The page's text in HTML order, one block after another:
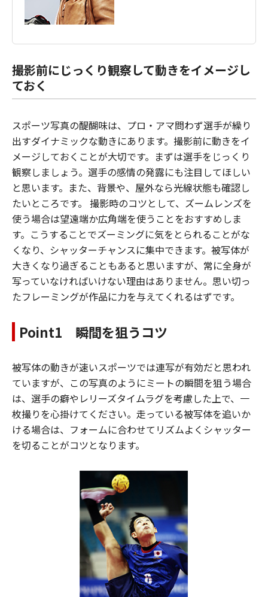
撮影前にじっくり観察して動きをイメージし
ておく
スポーツ写真の醍醐味は、プロ・アマ問わず選手が繰り
出すダイナミックな動きにあります。撮影前に動きをイ
メージしておくことが大切です。まずは選手をじっくり
観察しましょう。選手の感情の発露にも注目してほしい
と思います。また、背景や、屋外なら光線状態も確認し
たいところです。 撮影時のコツとして、ズームレンズを
使う場合は望遠端か広角端を使うことをおすすめしま
す。こうすることでズーミングに気をとられることがな
くなり、シャッターチャンスに集中できます。被写体が
大きくなり過ぎることもあると思いますが、常に全身が
写っていなければいけない理由はありません。思い切っ
たフレーミングが作品に力を与えてくれるはずです。
Point1 瞬間を狙うコツ
被写体の動きが速いスポーツでは連写が有効だと思われ
ていますが、この写真のようにミートの瞬間を狙う場合
は、選手の癖やレリーズタイムラグを考慮した上で、一
枚撮りを心掛けてください。走っている被写体を追いか
ける場合は、フォームに合わせてリズムよくシャッター
を切ることがコツとなります。